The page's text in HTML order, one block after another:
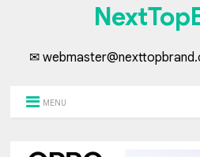
✉
MENU